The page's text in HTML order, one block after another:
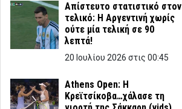
Απίστευτο στατιστικό στον
τελικό: Η Αργεντινή χωρίς
ούτε μία τελική σε 90
λεπτά!
20 Ιουλίου 2026 στις 00:45
Athens Open: Η
Κρεϊτσίκοβα…χάλασε τη